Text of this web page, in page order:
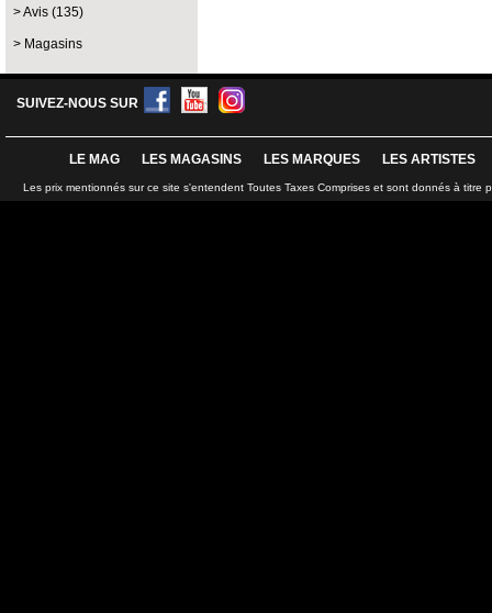
Avis (135)
Magasins
SUIVEZ-NOUS SUR
LE MAG LES MAGASINS LES MARQUES LES ARTISTES
Les prix mentionnés sur ce site s'entendent Toutes Taxes Comprises et sont donnés à